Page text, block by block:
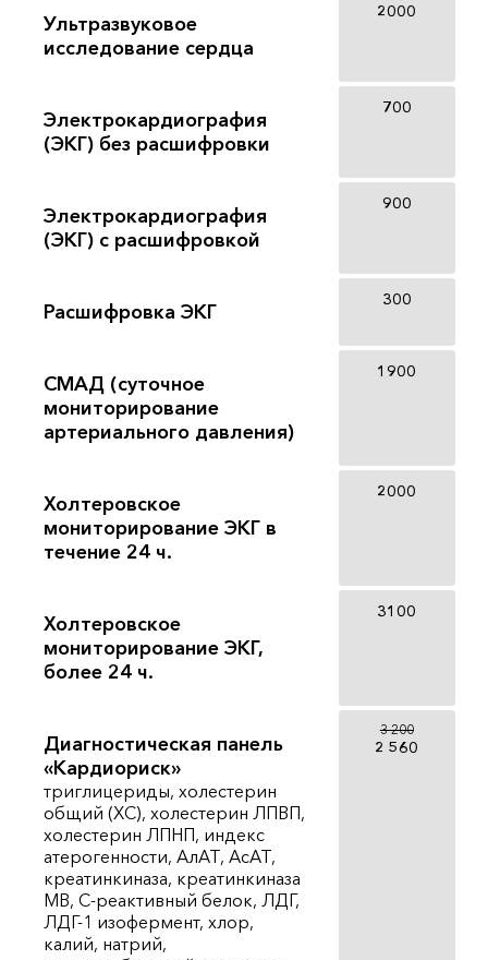
Ультразвуковое
исследование сердца
2000
Электрокардиография
(ЭКГ) без расшифровки
700
Электрокардиография
(ЭКГ) с расшифровкой
900
Расшифровка ЭКГ
300
СМАД (суточное
мониторирование
артериального давления)
1900
Холтеровское
мониторирование ЭКГ в
течение 24 ч.
2000
Холтеровское
мониторирование ЭКГ,
более 24 ч.
3100
Диагностическая панель
«Кардиориск»
триглицериды, холестерин
общий (ХС), холестерин ЛПВП,
холестерин ЛПНП, индекс
атерогенности, АлАТ, АсАТ,
креатинкиназа, креатинкиназа
МВ, С-реактивный белок, ЛДГ,
ЛДГ-1 изофермент, хлор,
калий, натрий,
3 200
2 560